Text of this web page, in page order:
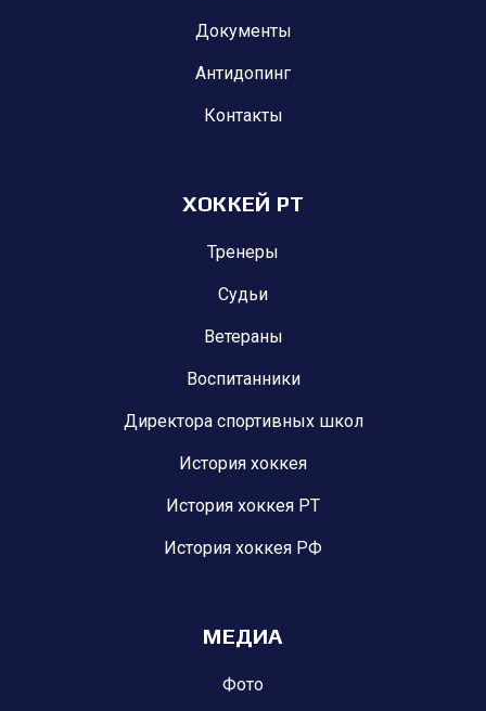
Документы
Антидопинг
Контакты
ХОККЕЙ РТ
Тренеры
Судьи
Ветераны
Воспитанники
Директора спортивных школ
История хоккея
История хоккея РТ
История хоккея РФ
МЕДИА
Фото